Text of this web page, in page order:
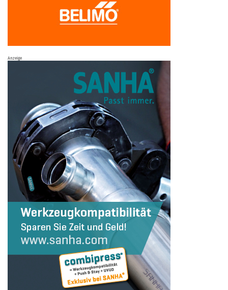
Anzeige